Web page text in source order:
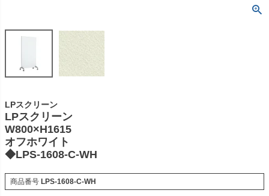
LPスクリーン
LPスクリーン
W800×H1615
オフホワイト
◆LPS-1608-C-WH
商品番号 LPS-1608-C-WH